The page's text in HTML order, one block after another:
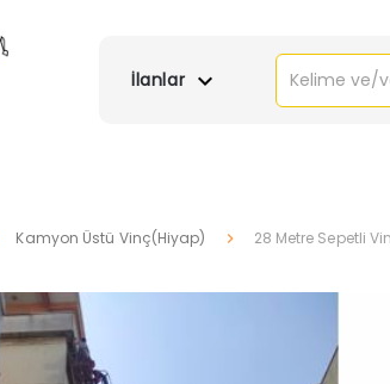
İlanlar
Kamyon Üstü Vinç(Hiyap) 28 Metre Sepetli